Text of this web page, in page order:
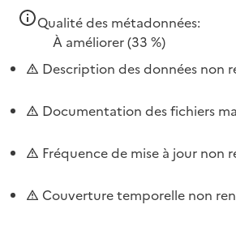
Qualité des métadonnées:
À améliorer(33 %)
Description des données non
Documentation des fichiers
Fréquence de mise à jour non
Couverture temporelle non